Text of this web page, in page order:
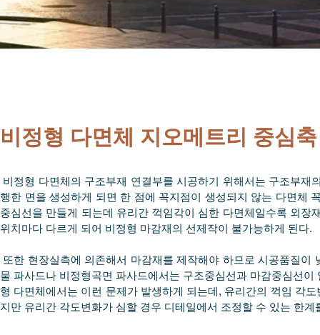
비정형 다면체 지오메트리 중심
비정형 다면체의 구조부재 연결부를 시공하기 위해서는 구조부
행한 면을 생성하게 되면 한 점에 꼭지점이 생성되지 않는 다면체
중심선을 만들게 되는데 유리간 꺽임각이 심한 다면체일수록 외
위치마다 다르게 되어 비정형 마감재의 선제작이 불가능하게 된다.
또한 현장실측에 의존해서 마감재를 제작해야 하므로 시공품질
물 파사드나 비정형곡면 파사드에서는 구조중심선과 마감중심선
형 다면체에서는 이런 문제가 발생하게 되는데, 유리간의 꺽임 각
지만 유리간 각도변화가 심할 경우 디테일에서 조정할 수 있는 한계